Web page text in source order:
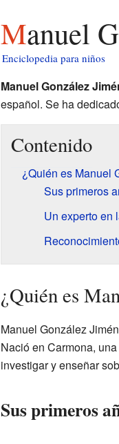
Manuel
Enciclopedia para niños
Manuel González
español. Se ha
Contenido
¿Quién es Manuel
Sus primeros
Un experto en
¿Quién es
Manuel González
Nació en Carmona,
investigar y enseñar
Sus primeros